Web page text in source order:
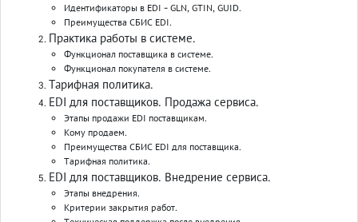
Идентификаторы в EDI - GLN, GTIN, GUID.
Преимущества СБИС EDI.
Практика работы в системе.
Функционал поставщика в системе.
Функционал покупателя в системе.
Тарифная политика.
EDI для поставщиков. Продажа сервиса.
Этапы продажи EDI поставщикам.
Кому продаем.
Преимущества СБИС EDI для поставщика.
Тарифная политика.
EDI для поставщиков. Внедрение сервиса.
Этапы внедрения.
Критерии закрытия работ.